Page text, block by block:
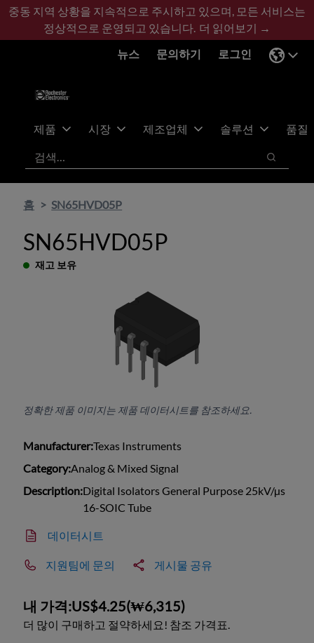
기
콘
바
글
중동 지역 상황을 지속적으로 주시하고 있으며, 모든 서비스는
정상적으로 운영되고 있습니다. 더 읽어보기 →
뉴스
문의하기 로그인
제품 시장 제조업체 솔루션
품질
검색
검색
홈 SN65HVD05P
SN65HVD05P
재고 보유
정확한 제품 이미지는 제품 데이터시트를 참조하세요.
Manufacturer:Texas Instruments
Category:Analog & Mixed Signal
Description:Digital Isolators General Purpose 25kV/µs
16-SOIC Tube
데이터시트
지원팀에 문의 게시물 공유
내 가격:US$4.25(₩6,315)
더 많이 구매하고 절약하세요! 참조 가격표.